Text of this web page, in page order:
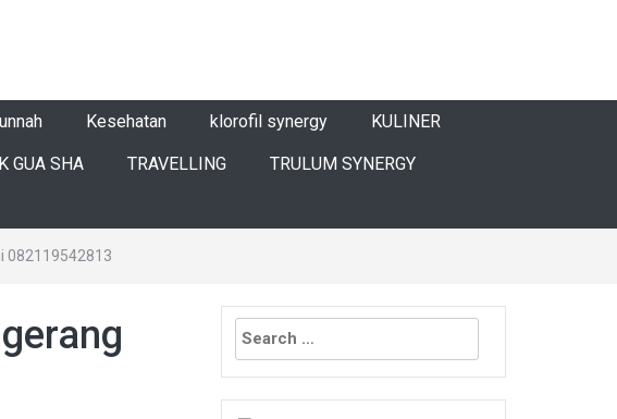
Kesehatan klorofil synergy KULINER
GUA SHA TRAVELLING TRULUM SYNERGY
082119542813
Search
for: